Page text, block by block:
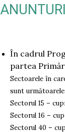
În cadrul
partea
Sectoarele în
sunt următoarele:
Sectorul 15 –
Sectorul 16 –
Sectorul 40 –